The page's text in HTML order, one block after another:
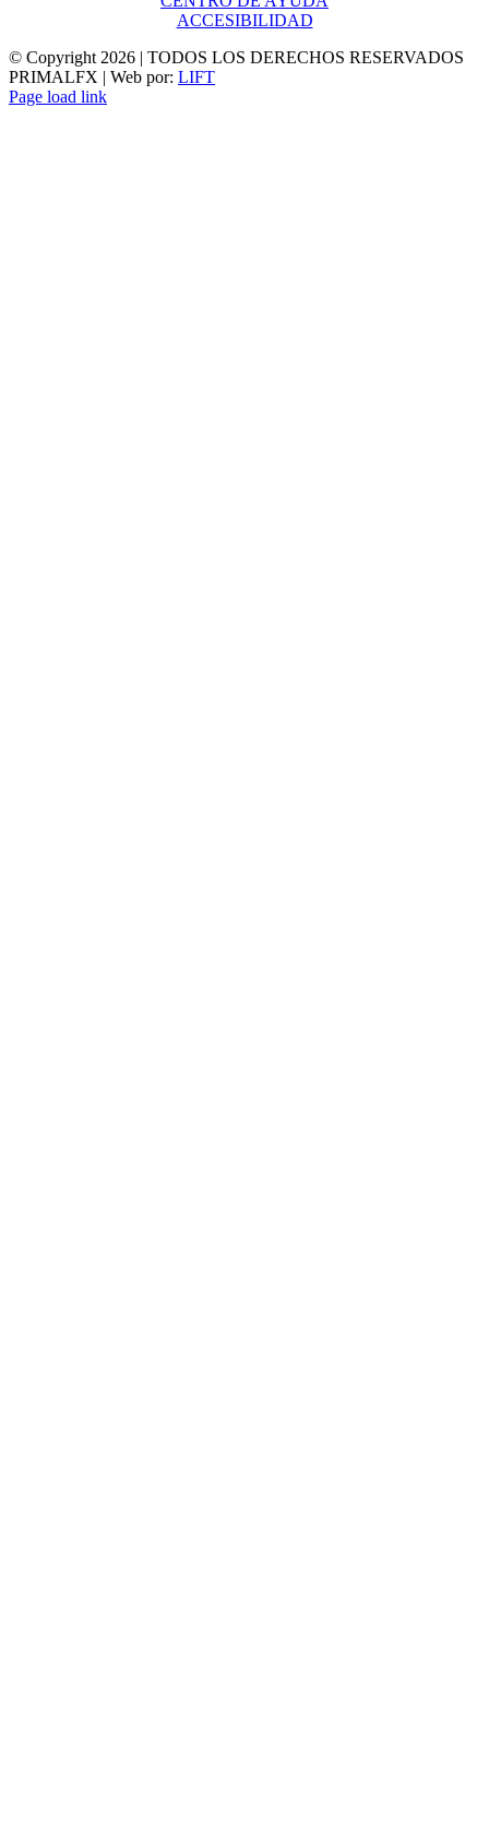
ACCESIBILIDAD
© Copyright 2026 | TODOS LOS DERECHOS RESERVADOS
PRIMALFX | Web por: LIFT
Page load link